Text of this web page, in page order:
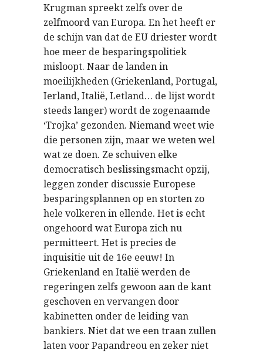
Krugman spreekt zelfs over de
zelfmoord van Europa. En het heeft er
de schijn van dat de EU driester wordt
hoe meer de besparingspolitiek
misloopt. Naar de landen in
moeilijkheden (Griekenland, Portugal,
Ierland, Italië, Letland… de lijst wordt
steeds langer) wordt de zogenaamde
‘Trojka’ gezonden. Niemand weet wie
die personen zijn, maar we weten wel
wat ze doen. Ze schuiven elke
democratisch beslissingsmacht opzij,
leggen zonder discussie Europese
besparingsplannen op en storten zo
hele volkeren in ellende. Het is echt
ongehoord wat Europa zich nu
permitteert. Het is precies de
inquisitie uit de 16e eeuw! In
Griekenland en Italië werden de
regeringen zelfs gewoon aan de kant
geschoven en vervangen door
kabinetten onder de leiding van
bankiers. Niet dat we een traan zullen
laten voor Papandreou en zeker niet